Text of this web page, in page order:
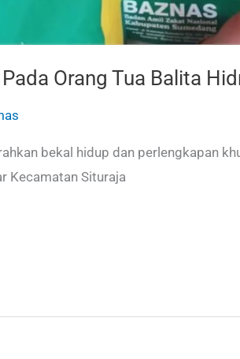
Orang Tua Balita
bekal hidup dan perlengkapan
Kecamatan Situraja